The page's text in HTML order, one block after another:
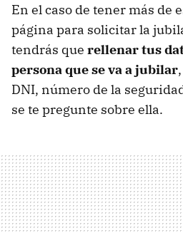
En el caso de tener más de
página para solicitar la
tendrás que rellenar tus
persona que se va a jubilar
DNI, número de la
se te pregunte sobre ella.